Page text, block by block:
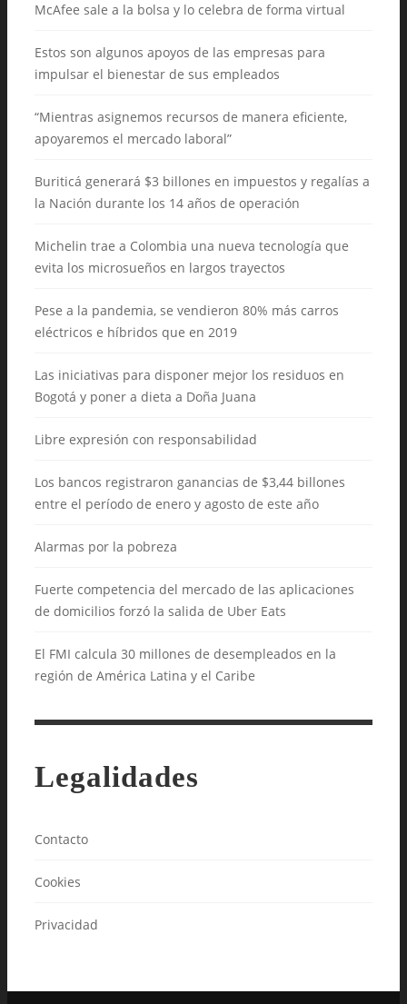
McAfee sale a la bolsa y lo celebra de forma virtual
Estos son algunos apoyos de las empresas para
impulsar el bienestar de sus empleados
“Mientras asignemos recursos de manera eficiente,
apoyaremos el mercado laboral”
Buriticá generará $3 billones en impuestos y regalías a
la Nación durante los 14 años de operación
Michelin trae a Colombia una nueva tecnología que
evita los microsueños en largos trayectos
Pese a la pandemia, se vendieron 80% más carros
eléctricos e híbridos que en 2019
Las iniciativas para disponer mejor los residuos en
Bogotá y poner a dieta a Doña Juana
Libre expresión con responsabilidad
Los bancos registraron ganancias de $3,44 billones
entre el período de enero y agosto de este año
Alarmas por la pobreza
Fuerte competencia del mercado de las aplicaciones
de domicilios forzó la salida de Uber Eats
El FMI calcula 30 millones de desempleados en la
región de América Latina y el Caribe
Legalidades
Contacto
Cookies
Privacidad